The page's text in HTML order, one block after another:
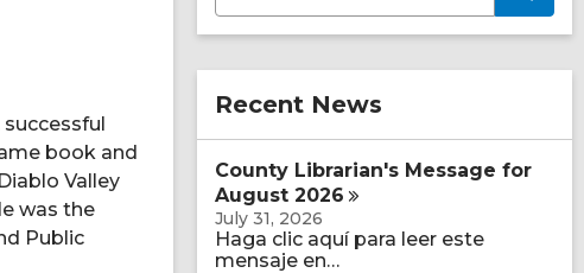
book and
Valley
was the
Public
t
e
c
u
e
a
c
Recent News
County Librarian's Message for
August 2026
July 31, 2026
Haga clic aquí para leer este
mensaje en…